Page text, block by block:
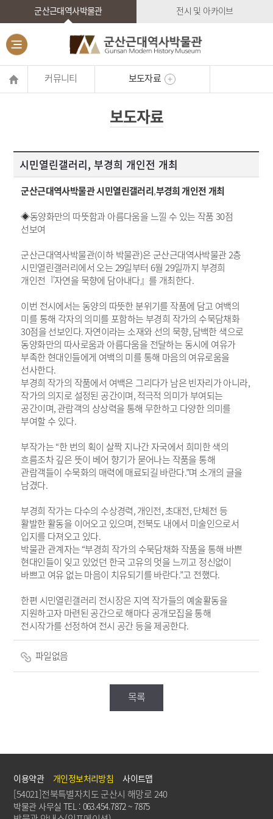
군산근대역사박물관 전시 및 아카이브
커뮤니티 보도자료
보도자료
시민열린갤러리, 부경희 개인전 개최
군산근대역사박물관 시민열린갤러리,부경희개인전 개최
◈동양화만의 따뜻함과 아름다움을 느낄 수 있는 작품30점
선보여
군산근대역사박물관(이하 박물관)은 군산근대역사박물관2층
시민열린갤러리에서 오는29일부터 6월29일까지 부경희
개인전『자연을 묵향에 담아내다』를 개최한다.
이번 전시에서는 동양의 따뜻한 분위기를 작품에 담고 여백의
미를 통해 각자의 의미를 포함하는 부경희 작가의 수묵담채화
30점을 선보인다.자연이라는 소재와 선의 묵향,담백한 색으로
동양화만의 따사로움과 아름다움을 전달하는 동시에 여유가
부족한 현대인들에게 여백의 미를 통해 마음의 여유로움을
선사한다.
부경희 작가의 작품에서 여백은 그리다가 남은 빈자리가 아니라,
작가의 의지로 설정된 공간이며,적극적 의미가 부여되는
공간이며,관람객의 상상력을 통해 무한하고 다양한 의미를
부여할 수 있다.
부작가는“한 번의 획이 살짝 지나간 자국에서 희미한 색의
흐름조차 깊은 뜻이 베어 향기가 묻어나는 작품을 통해
관람객들이 수묵화의 매력에 매료되길 바란다.”며 소개의 글을
남겼다.
부경희 작가는 다수의 수상경력,개인전,초대전,단체전 등
활발한 활동을 이어오고 있으며,전북도 내에서 미술인으로서
입지를 다져오고 있다.
박물관 관계자는“부경희 작가의 수묵담채화 작품을 통해 바쁜
현대인들이 잊고 있었던 한국 고유의 멋을 느끼고 정신없이
바쁘고 여유 없는 마음이 치유되기를 바란다.”고 전했다.
한편 시민열린갤러리 전시장은 지역 작가들의 예술활동을
지원하고자 마련된 공간으로 해마다 공개모집을 통해
전시작가를 선정하여 전시 공간 등을 제공한다.
파일없음
목록
이용약관 개인정보처리방침 사이트맵
[54021]전북특별자치도 군산시 해망로 240
박물관 사무실 TEL : 063.454.7872 ~ 7875